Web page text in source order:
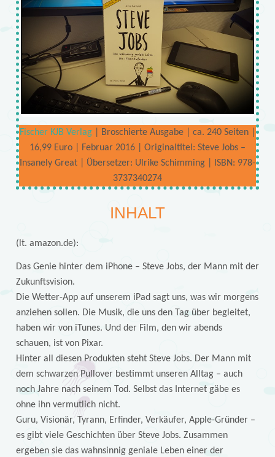
Fischer KJB Verlag | Broschierte Ausgabe | ca. 240 Seiten |
16,99 Euro | Februar 2016 | Originaltitel: Steve Jobs –
Insanely Great | Übersetzer: Ulrike Schimming | ISBN: 978-
3737340274
INHALT
(lt. amazon.de):
Das Genie hinter dem iPhone – Steve Jobs, der Mann mit der
Zukunftsvision.
Die Wetter-App auf unserem iPad sagt uns, was wir morgens
anziehen sollen. Die Musik, die uns den Tag über begleitet,
haben wir von iTunes. Und der Film, den wir abends
schauen, ist von Pixar.
Hinter all diesen Produkten steht Steve Jobs. Der Mann mit
dem schwarzen Pullover bestimmt unseren Alltag – auch
noch Jahre nach seinem Tod. Selbst das Internet gäbe es
ohne ihn vermutlich nicht.
Guru, Visionär, Tyrann, Erfinder, Verkäufer, Apple-Gründer –
es gibt viele Geschichten über Steve Jobs. Zusammen
ergeben sie das wahnsinnig geniale Leben einer der